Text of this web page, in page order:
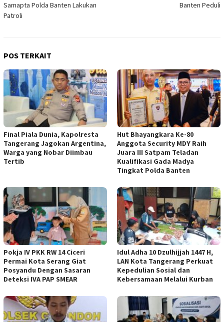
Samapta Polda Banten Lakukan
Patroli
Banten Peduli
POS TERKAIT
Final Piala Dunia, Kapolresta
Tangerang Jagokan Argentina,
Warga yang Nobar Diimbau
Tertib
Hut Bhayangkara Ke-80
Anggota Security MDY Raih
Juara III Satpam Teladan
Kualifikasi Gada Madya
Tingkat Polda Banten
Pokja IV PKK RW 14 Ciceri
Permai Kota Serang Giat
Posyandu Dengan Sasaran
Deteksi IVA PAP SMEAR
Idul Adha 10 Dzulhijjah 1447 H,
LAN Kota Tangerang Perkuat
Kepedulian Sosial dan
Kebersamaan Melalui Kurban